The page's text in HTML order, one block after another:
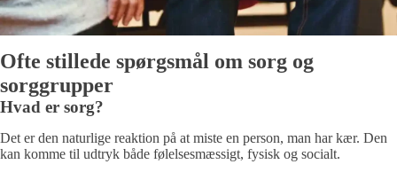
Ofte stillede spørgsmål om sorg og
sorggrupper
Hvad er sorg?
Det er den naturlige reaktion på at miste en person, man har kær. Den
kan komme til udtryk både følelsesmæssigt, fysisk og socialt.